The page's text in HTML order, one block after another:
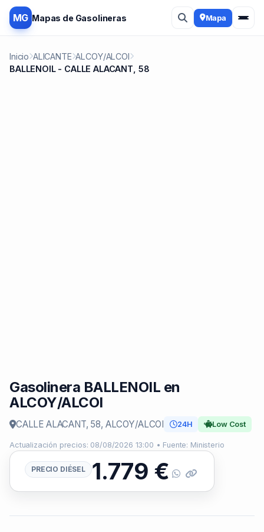
MG Mapas de Gasolineras Mapa
Inicio ALICANTE ALCOY/ALCOI
BALLENOIL - CALLE ALACANT, 58
Gasolinera BALLENOIL en
ALCOY/ALCOI
CALLE ALACANT, 58, ALCOY/ALCOI 24H Low Cost
Actualización precios: 08/08/2026 13:00 • Fuente: Ministerio
PRECIO DIÉSEL 1.779 €